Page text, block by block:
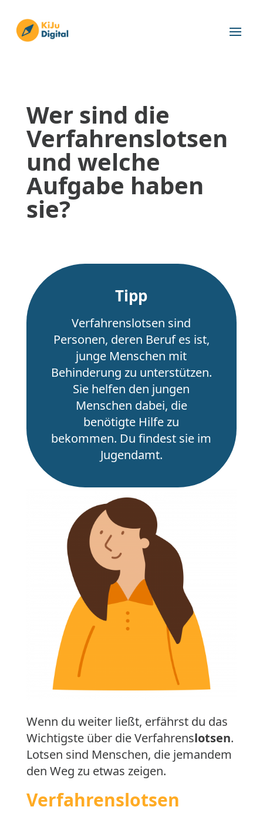
Wer sind die
Verfahrenslotsen
und welche
Aufgabe haben
sie?
Tipp
Verfahrenslotsen sind
Personen, deren Beruf es ist,
junge Menschen mit
Behinderung zu unterstützen.
Sie helfen den jungen
Menschen dabei, die
benötigte Hilfe zu
bekommen. Du findest sie im
Jugendamt.
Wenn du weiter ließt, erfährst du das
Wichtigste über die Verfahrenslotsen.
Lotsen sind Menschen, die jemandem
den Weg zu etwas zeigen.
Verfahrenslotsen